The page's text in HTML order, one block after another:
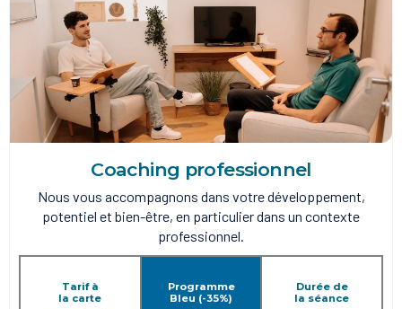
Coaching professionnel
Nous vous accompagnons dans votre développement,
potentiel et bien-être, en particulier dans un contexte
professionnel.
Tarif à
la carte
Programme
Bleu (-35%)
Durée de
la séance